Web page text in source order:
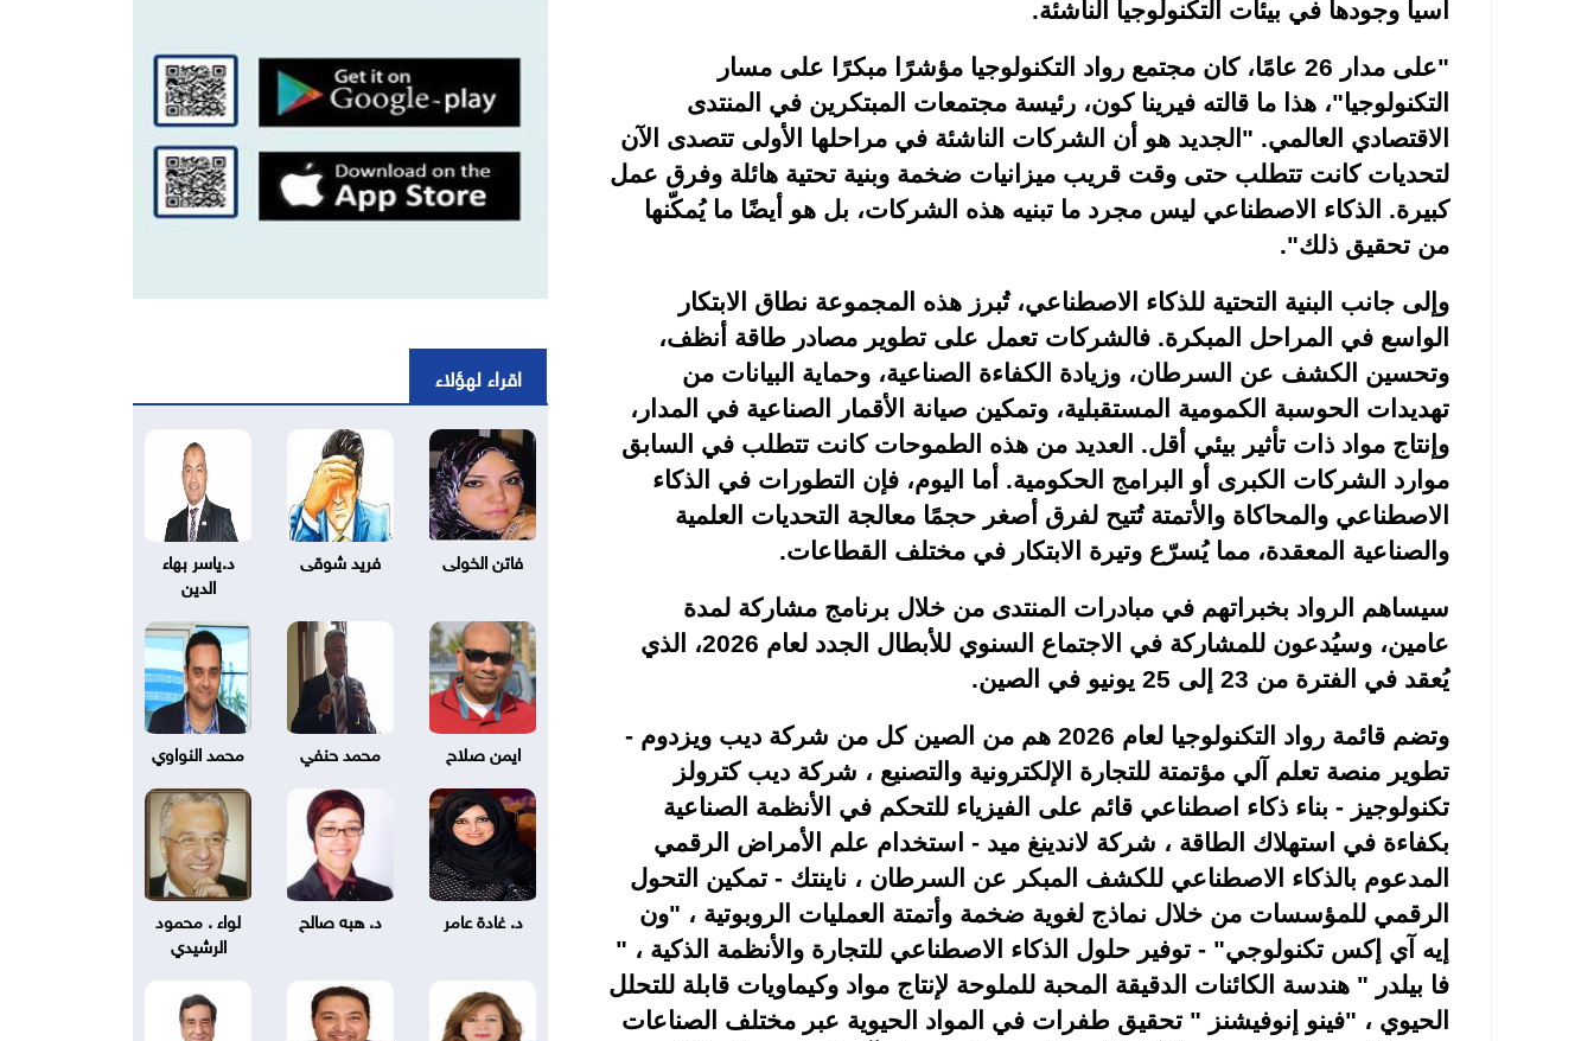
آسيا وجودها في بيئات التكنولوجيا الناشئة.
"
على مدار 26 عامًا، كان مجتمع رواد التكنولوجيا مؤشرًا مبكرًا على مسار
التكنولوجيا"، هذا ما قالته فيرينا كون، رئيسة مجتمعات المبتكرين في المنتدى
الاقتصادي العالمي. "الجديد هو أن الشركات الناشئة في مراحلها الأولى تتصدى الآن
لتحديات كانت تتطلب حتى وقت قريب ميزانيات ضخمة وبنية تحتية هائلة وفرق عمل
كبيرة. الذكاء الاصطناعي ليس مجرد ما تبنيه هذه الشركات، بل هو أيضًا ما يُمكّنها
من تحقيق ذلك."
وإلى جانب البنية التحتية للذكاء الاصطناعي، تُبرز هذه المجموعة نطاق الابتكار
الواسع في المراحل المبكرة. فالشركات تعمل على تطوير مصادر طاقة أنظف،
وتحسين الكشف عن السرطان، وزيادة الكفاءة الصناعية، وحماية البيانات من
تهديدات الحوسبة الكمومية المستقبلية، وتمكين صيانة الأقمار الصناعية في المدار،
وإنتاج مواد ذات تأثير بيئي أقل. العديد من هذه الطموحات كانت تتطلب في السابق
موارد الشركات الكبرى أو البرامج الحكومية. أما اليوم، فإن التطورات في الذكاء
الاصطناعي والمحاكاة والأتمتة تُتيح لفرق أصغر حجمًا معالجة التحديات العلمية
والصناعية المعقدة، مما يُسرّع وتيرة الابتكار في مختلف القطاعات.
سيساهم الرواد بخبراتهم في مبادرات المنتدى من خلال برنامج مشاركة لمدة
عامين، وسيُدعون للمشاركة في الاجتماع السنوي للأبطال الجدد لعام 2026، الذي
يُعقد في الفترة من 23 إلى 25 يونيو في الصين
.
وتضم قائمة رواد التكنولوجيا لعام 2026 هم من الصين كل من شركة ديب ويزدوم -
تطوير منصة تعلم آلي مؤتمتة للتجارة الإلكترونية والتصنيع ، شركة ديب كترولز
تكنولوجيز - بناء ذكاء اصطناعي قائم على الفيزياء للتحكم في الأنظمة الصناعية
بكفاءة في استهلاك الطاقة ، شركة لاندينغ ميد - استخدام علم الأمراض الرقمي
المدعوم بالذكاء الاصطناعي للكشف المبكر عن السرطان ، ناينتك - تمكين التحول
الرقمي للمؤسسات من خلال نماذج لغوية ضخمة وأتمتة العمليات الروبوتية ، "ون
إيه آي إكس تكنولوجي" - توفير حلول الذكاء الاصطناعي للتجارة والأنظمة الذكية ، "
فا بيلدر " هندسة الكائنات الدقيقة المحبة للملوحة لإنتاج مواد وكيماويات قابلة للتحلل
الحيوي ، "فينو إنوفيشنز " تحقيق طفرات في المواد الحيوية عبر مختلف الصناعات
اقراء لهؤلاء
فاتن الخولى فريد شوقى
د.ياسر بهاء
الدين
ايمن صلاح محمد حنفي محمد النواوي
د. غادة عامر د. هبه صالح
لواء . محمود
الرشيدي